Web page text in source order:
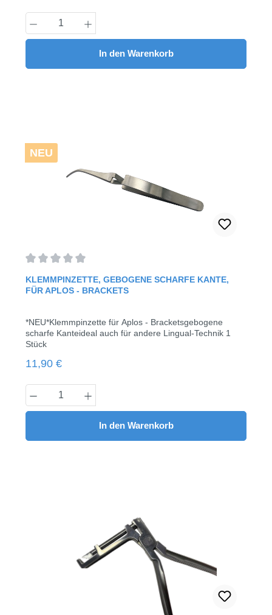
Produkt Anzahl: Gib den gewünschten
In den Warenkorb
NEU
KLEMMPINZETTE, GEBOGENE SCHARFE KANTE,
FÜR APLOS - BRACKETS
*NEU*Klemmpinzette für Aplos - Bracketsgebogene
scharfe Kanteideal auch für andere Lingual-Technik 1
Stück
Regulärer Preis:
11,90 €
Produkt Anzahl: Gib den gewünschten
In den Warenkorb